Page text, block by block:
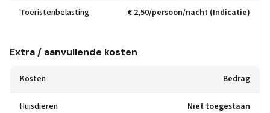
Toeristenbelasting € 2,50/persoon/nacht (Indicatie)
Extra / aanvullende kosten
Kosten Bedrag
Huisdieren Niet toegestaan